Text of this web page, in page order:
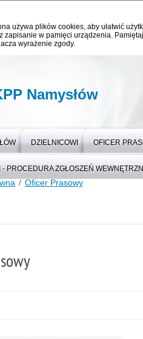
używa plików cookies, aby ułatwić
zapisanie w pamięci urządzenia.
wyrażenie zgody.
Namysłów
DZIELNICOWI OFICER
PROCEDURA ZGŁOSZEŃ
Oficer Prasowy